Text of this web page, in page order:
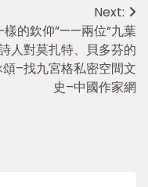
Next:
樣的欽仰”——兩位“九葉
人對莫扎特、貝多芬的
頌–找九宮格私密空間文
史–中國作家網